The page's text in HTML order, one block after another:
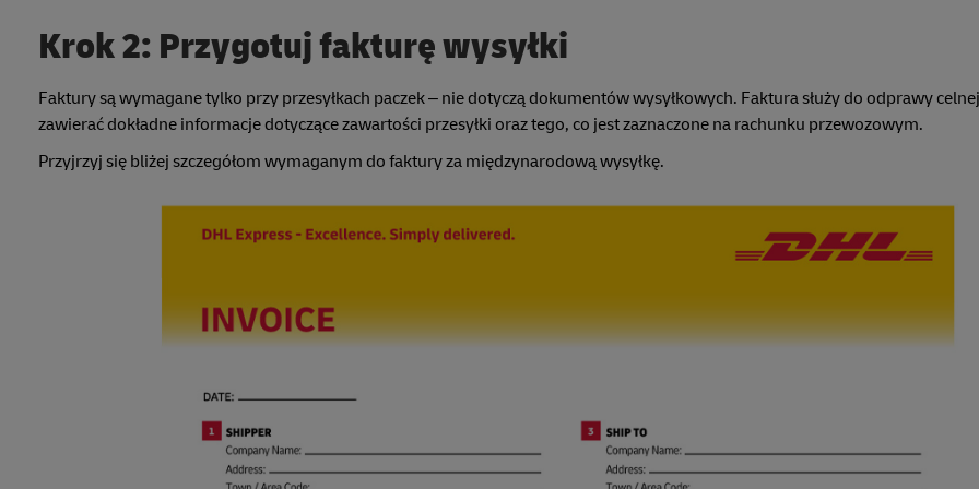
Krok 2: Przygotuj fakturę wysyłki
Faktury są wymagane tylko przy przesyłkach paczek – nie dotyczą dokumentów wysyłkowych. Faktura służy do odprawy
zawierać dokładne informacje dotyczące zawartości przesyłki oraz tego, co jest zaznaczone na rachunku przewozowym.
Przyjrzyj się bliżej szczegółom wymaganym do faktury za międzynarodową wysyłkę.